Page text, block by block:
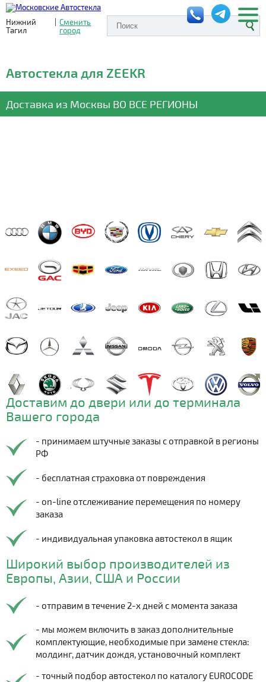
Нижний
Тагил
| Сменить
город
Автостекла для ZEEKR
Доставка из Москвы ВО ВСЕ РЕГИОНЫ
Доставим до двери или до терминала
Вашего города
- принимаем штучные заказы с отправкой в регионы
РФ
- бесплатная страховка от повреждения
- on-line отслеживание перемещения по номеру
заказа
- индивидуальная упаковка автостекол в ящик
Широкий выбор производителей из
Европы, Азии, США и России
- отправим в течение 2-х дней с момента заказа
- мы можем включить в заказ дополнительные
комплектующие, необходимые при замене стекла:
молдинг, датчик дождя, установочный комплект
- точный подбор автостекол по каталогу EUROCODE